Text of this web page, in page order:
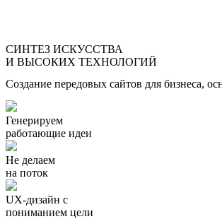
СИНТЕЗ ИСКУССТВА
И ВЫСОКИХ ТЕХНОЛОГИЙ
Создание передовых сайтов для бизнеса,
Генерируем
работающие идеи
Не делаем
на поток
UX-дизайн с
пониманием цели